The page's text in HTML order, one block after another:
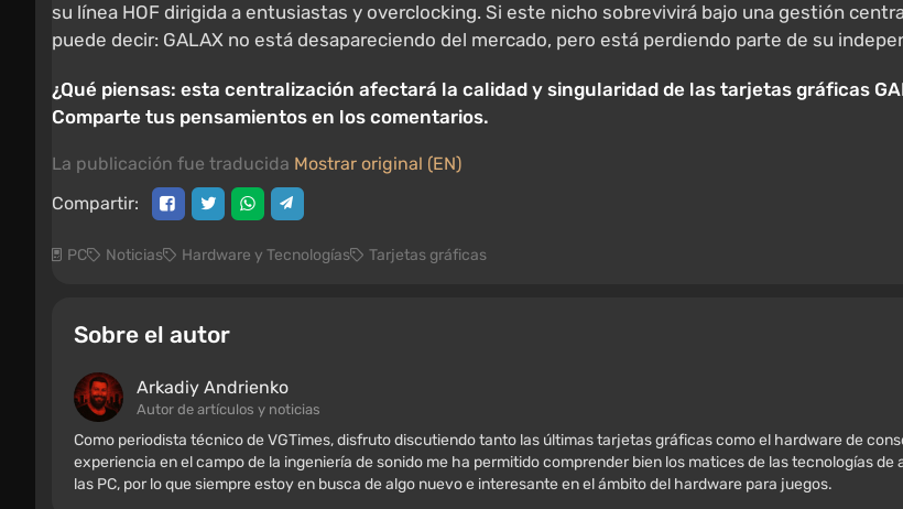
su línea HOF dirigida a entusiastas y overclocking. Si este nicho sobrevivirá bajo una gestión
puede decir: GALAX no está desapareciendo del mercado, pero está perdiendo parte de su
¿Qué piensas: esta centralización afectará la calidad y singularidad de las tarjetas gráficas
Comparte tus pensamientos en los comentarios.
La publicación fue traducida Mostrar original (EN)
Compartir:
PC Noticias Hardware y Tecnologías Tarjetas gráficas
Sobre el autor
Arkadiy Andrienko
Autor de artículos y noticias
Como periodista técnico de VGTimes, disfruto discutiendo tanto las últimas tarjetas gráficas como el hardware de
experiencia en el campo de la ingeniería de sonido me ha permitido comprender bien los matices de las tecnologías
las PC, por lo que siempre estoy en busca de algo nuevo e interesante en el ámbito del hardware para juegos.